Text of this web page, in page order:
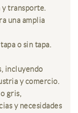
y transporte.
una amplia
o sin tapa.
incluyendo
y comercio.
gris,
y necesidades